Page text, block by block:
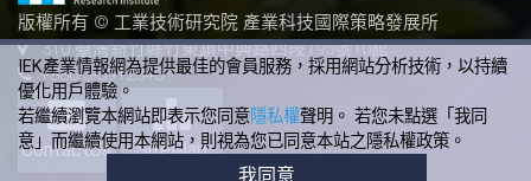
版權所有 © 工業技術研究院 產業科技國際策略發展所
310 臺灣新竹縣竹東鎮中興路四段195號10館
+886-3-5912340
ContactUs SiteMap
IEK產業情報網為提供最佳的會員服務，採用網站分析技術，以持續
優化用戶體驗。
若繼續瀏覽本網站即表示您同意隱私權聲明。 若您未點選「我同
意」而繼續使用本網站，則視為您已同意本站之隱私權政策。
我同意